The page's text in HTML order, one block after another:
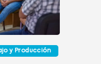
y Producción